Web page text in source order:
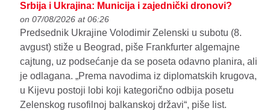
Srbija i Ukrajina: Municija i zajednički dronovi?
on 07/08/2026 at 06:26
Predsednik Ukrajine Volodimir Zelenski u subotu (8.
avgust) stiže u Beograd, piše Frankfurter algemajne
cajtung, uz podsećanje da se poseta odavno planira, ali
je odlagana. „Prema navodima iz diplomatskih krugova,
u Kijevu postoji lobi koji kategorično odbija posetu
Zelenskog rusofilnoj balkanskoj državi“, piše list.